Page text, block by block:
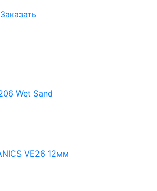
Заказать